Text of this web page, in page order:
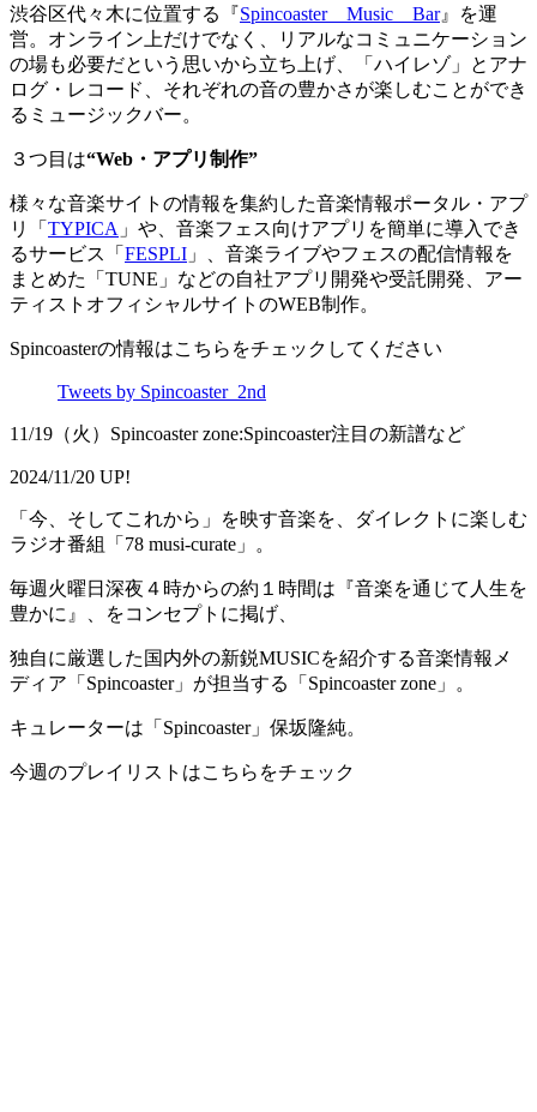
渋谷区代々木に位置する『Spincoaster Music Bar』を運
営。オンライン上だけでなく、リアルなコミュニケーション
の場も必要だという思いから立ち上げ、「ハイレゾ」とアナ
ログ・レコード、それぞれの音の豊かさが楽しむことができ
るミュージックバー。
３つ目は“Web・アプリ制作”
様々な音楽サイトの情報を集約した音楽情報ポータル・アプ
リ「 TYPICA 」や、音楽フェス向けアプリを簡単に導入でき
るサービス「 FESPLI 」、音楽ライブやフェスの配信情報を
まとめた「TUNE」などの自社アプリ開発や受託開発、アー
ティストオフィシャルサイトのWEB制作。
Spincoasterの情報はこちらをチェックしてください
Tweets by Spincoaster_2nd
11/19（火）Spincoaster zone:Spincoaster注目の新譜など
2024/11/20 UP!
「今、そしてこれから」を映す音楽を、ダイレクトに楽しむ
ラジオ番組「78 musi-curate」。
毎週火曜日深夜４時からの約１時間は『音楽を通じて人生を
豊かに』、をコンセプトに掲げ、
独自に厳選した国内外の新鋭MUSICを紹介する音楽情報メ
ディア「Spincoaster」が担当する「Spincoaster zone」。
キュレーターは「Spincoaster」保坂隆純。
今週のプレイリストはこちらをチェック